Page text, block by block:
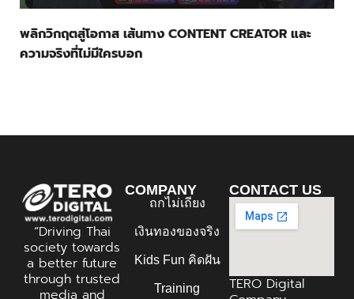
พลิกวิกฤตสู่โอกาส เส้นทาง CONTENT CREATOR และ
ความจริงที่ไม่มีใครบอก
“Driving Thai
society towards
a better future
through trusted
COMPANY
ถกไม่เถียง
เงินทองของจริง
Kids Fun คิดฝัน
Training
CONTACT US
TERO Digital